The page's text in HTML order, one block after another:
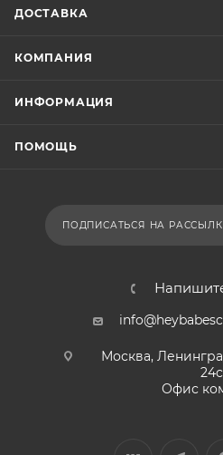
ДОСТАВКА
КОМПАНИЯ
ИНФОРМАЦИЯ
ПОМОЩЬ
ПОДПИСАТЬСЯ НА
Москва,
Офис